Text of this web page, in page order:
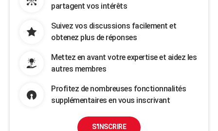
partagent vos intérêts
Suivez vos discussions facilement et
obtenez plus de réponses
Mettez en avant votre expertise et aidez les
autres membres
Profitez de nombreuses fonctionnalités
supplémentaires en vous inscrivant
S'INSCRIRE